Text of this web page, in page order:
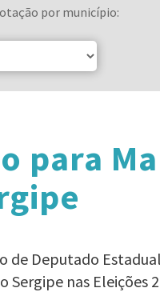
por município:
para
Deputado
Sergipe nas Eleições